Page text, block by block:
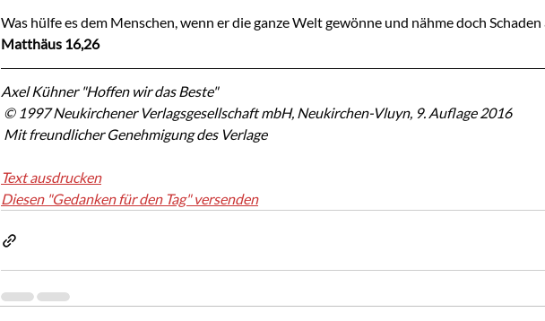
Was hülfe es dem Menschen, wenn er die ganze Welt gewönne und nähme doch Schaden
Matthäus 16,26
Axel Kühner "Hoffen wir das Beste"
© 1997 Neukirchener Verlagsgesellschaft mbH, Neukirchen-Vluyn, 9. Auflage 2016
Mit freundlicher Genehmigung des Verlage
Text ausdrucken
Diesen "Gedanken für den Tag" versenden